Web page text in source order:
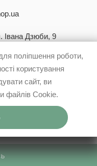
Івана Дзюби, 9
поліпшення роботи,
користування
сайт, ви
файлів Cookie.